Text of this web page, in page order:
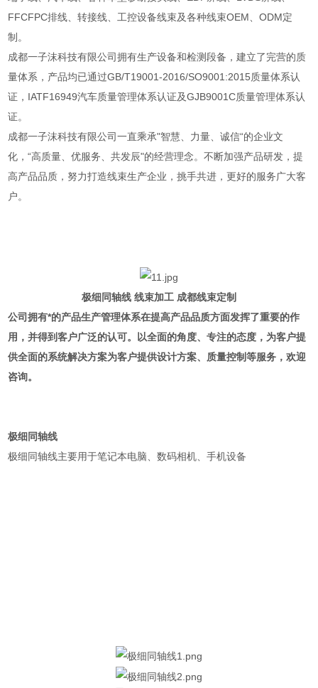
FFCFPC排线、转接线、工控设备线束及各种线束OEM、ODM定
制。
成都一子沫科技有限公司拥有生产设备和检测段备，建立了完营的质
量体系，产品均已通过GB/T19001-2016/SO9001:2015质量体系认
证，IATF16949汽车质量管理体系认证及GJB9001C质量管理体系认
证。
成都一子沫科技有限公司一直乘承"智慧、力量、诚信“的企业文
化，“高质量、优服务、共发辰"的经营理念。不断加强产品研发，提
高产品品质，努力打造线束生产企业，挑手共进，更好的服务广大客
户。
极细同轴线 线束加工 成都线束定制
公司拥有*的产品生产管理体系在提高产品品质方面发挥了重要的作
用，并得到客户广泛的认可。以全面的角度、专注的态度，为客户提
供全面的系统解决方案为客户提供设计方案、质量控制等服务，欢迎
咨询。
极细同轴线
极细同轴线主要用于笔记本电脑、数码相机、手机设备